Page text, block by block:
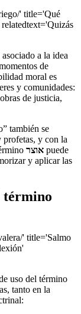
' title='Qué
a la idea
de
moral es
y comunidades:
de justicia,
también se
profetas, y con la
אוצר puede
y aplicar las
término
' title='Salmo
uso del término
tanto en la